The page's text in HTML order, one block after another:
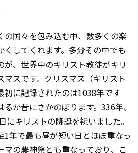
の国々を包み込む中、数多くの楽
くしてくれます。多分その中でも
、世界中のキリスト教徒がキリ
スです。クリスマス（キリスト
初に記録されたのは1038年です
か昔にさかのぼります。336年、
にキリストの降誕を祝いました。
年で最も昼が短い日――とほぼ重なっ
マの農神祭とも重なっており、こ